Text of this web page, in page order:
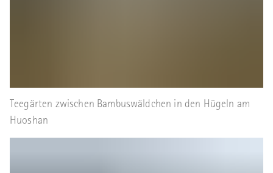
Teegärten zwischen Bambuswäldchen in den Hügeln am
Huoshan